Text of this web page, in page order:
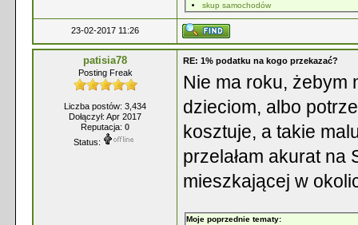
skup samochodów
23-02-2017 11:26
patisia78
Posting Freak
Liczba postów: 3,434
Dołączył: Apr 2017
Reputacja: 0
Status:
RE: 1% podatku na kogo przekazać?
Nie ma roku, żebym
dzieciom, albo
kosztuje, a takie
przelałam akurat
mieszkającej w
Moje poprzednie tematy: